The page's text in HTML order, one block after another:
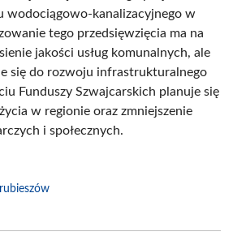
wodociągowo-kanalizacyjnego w
tego przedsięwzięcia ma na
jakości usług komunalnych, ale
się do rozwoju infrastrukturalnego
Funduszy Szwajcarskich planuje się
w regionie oraz zmniejszenie
i społecznych.